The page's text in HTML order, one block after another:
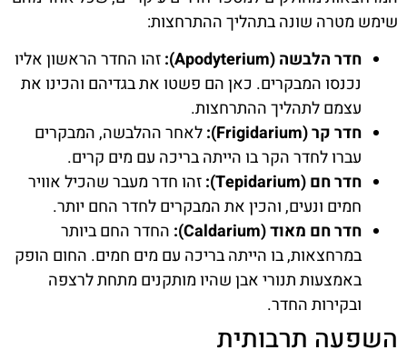
שימש מטרה שונה בתהליך ההתרחצות:
חדר הלבשה (Apodyterium):
זהו החדר הראשון אליו
נכנסו המבקרים. כאן הם פשטו את בגדיהם והכינו את
עצמם לתהליך ההתרחצות.
חדר קר (Frigidarium):
לאחר ההלבשה, המבקרים
עברו לחדר הקר בו הייתה בריכה עם מים קרים.
חדר חם (Tepidarium):
זהו חדר מעבר שהכיל אוויר
חמים ונעים, והכין את המבקרים לחדר החם יותר.
חדר חם מאוד (Caldarium):
החדר החם ביותר
במרחצאות, בו הייתה בריכה עם מים חמים. החום הופק
באמצעות תנורי אבן שהיו מותקנים מתחת לרצפה
ובקירות החדר.
השפעה תרבותית